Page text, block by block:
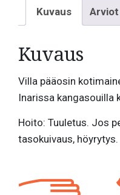
Kuvaus
Kuvaus
Villa pääosin
Inarissa kangasouilla
Hoito: Tuuletus. Jos
tasokuivaus, höyrytys.